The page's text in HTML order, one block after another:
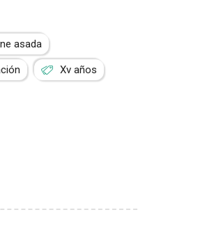
asada
Xv años